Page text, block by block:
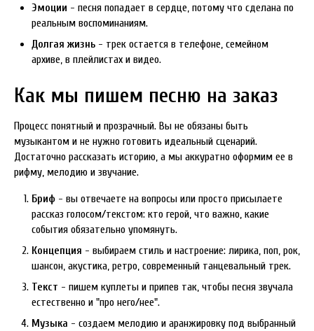
Эмоции - песня попадает в сердце, потому что сделана по
реальным воспоминаниям.
Долгая жизнь - трек остается в телефоне, семейном
архиве, в плейлистах и видео.
Как мы пишем песню на заказ
Процесс понятный и прозрачный. Вы не обязаны быть
музыкантом и не нужно готовить идеальный сценарий.
Достаточно рассказать историю, а мы аккуратно оформим ее в
рифму, мелодию и звучание.
Бриф - вы отвечаете на вопросы или просто присылаете
рассказ голосом/текстом: кто герой, что важно, какие
события обязательно упомянуть.
Концепция - выбираем стиль и настроение: лирика, поп, рок,
шансон, акустика, ретро, современный танцевальный трек.
Текст - пишем куплеты и припев так, чтобы песня звучала
естественно и "про него/нее".
Музыка - создаем мелодию и аранжировку под выбранный